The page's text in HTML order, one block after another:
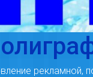
рекламной,